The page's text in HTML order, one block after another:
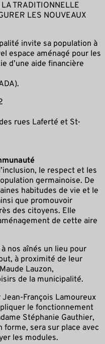
TRADITIONNELLE
LES NOUVEAUX
invite sa population à
espace aménagé pour les
d’une aide financière
rues Laferté et St-
le respect et les
germainoise. De
habitudes de vie et le
que promouvoir
des citoyens. Elle
de cette aire
nos aînés un lieu pour
à proximité de leur
Lauzon,
de la municipalité.
François Lamoureux
le fonctionnement
Stéphanie Gauthier,
sera sur place avec
les modules.